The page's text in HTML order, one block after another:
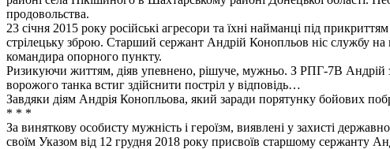
продовольства.
23 січня 2015 року російські агресори та їхні найманці під
стрілецьку зброю. Старший сержант Андрій Конопльов ніс службу на
командира опорного пункту.
Ризикуючи життям, діяв упевнено, рішуче, мужньо. З РПГ-7В Андрій
ворожого танка встиг здійснити постріл у відповідь…
Завдяки діям Андрія Конопльова, який заради порятунку бойових
* * *
За виняткову особисту мужність і героїзм, виявлені у захисті
своїм Указом від 12 грудня 2018 року присвоїв старшому сержанту